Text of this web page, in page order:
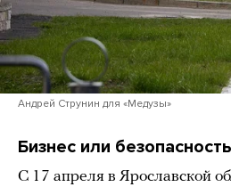
Андрей Струнин для «Медузы»
Бизнес или безопасность
С 17 апреля в Ярославской